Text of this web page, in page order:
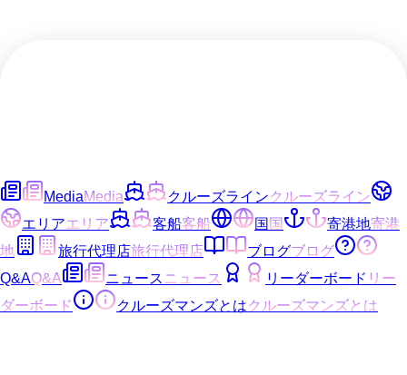
MediaMedia クルーズラインクルーズライン
エリアエリア 客船客船 国国 寄港地寄港
地
旅行代理店旅行代理店 ブログブログ
Q&AQ&A ニュース ニュース リーダーボード リー
ダーボード
クルーズマンズとはクルーズマンズとは